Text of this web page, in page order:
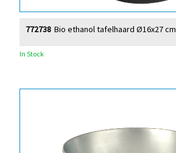
Bio ethanol tafelhaard Ø16x27 cm
772738
In Stock